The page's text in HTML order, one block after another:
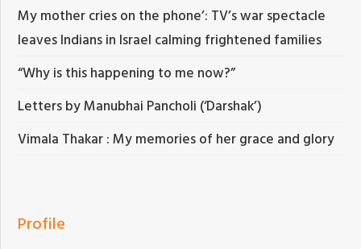
My mother cries on the phone’: TV’s war spectacle
leaves Indians in Israel calming frightened families
“Why is this happening to me now?”
Letters by Manubhai Pancholi (‘Darshak’)
Vimala Thakar : My memories of her grace and glory
Profile